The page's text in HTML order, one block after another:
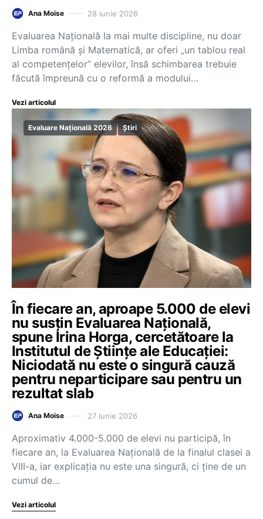
Ana Moise 28 iunie 2026
Evaluarea Națională la mai multe discipline, nu doar
Limba română și Matematică, ar oferi „un tablou real
al competențelor” elevilor, însă schimbarea trebuie
făcută împreună cu o reformă a modului…
Vezi articolul
Evaluare Națională 2026 Știri
În fiecare an, aproape 5.000 de elevi
nu susțin Evaluarea Națională,
spune Irina Horga, cercetătoare la
Institutul de Științe ale Educației:
Niciodată nu este o singură cauză
pentru neparticipare sau pentru un
rezultat slab
Ana Moise 27 iunie 2026
Aproximativ 4.000-5.000 de elevi nu participă, în
fiecare an, la Evaluarea Națională de la finalul clasei a
VIII-a, iar explicația nu este una singură, ci ține de un
cumul de…
Vezi articolul